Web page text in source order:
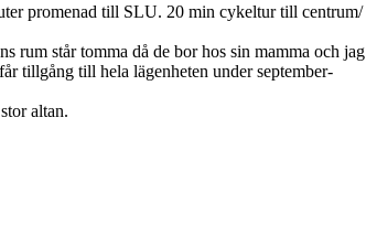
promenad till SLU. 20 min cykeltur till centrum/
rum står tomma då de bor hos sin mamma och jag
tillgång till hela lägenheten under september-
altan.